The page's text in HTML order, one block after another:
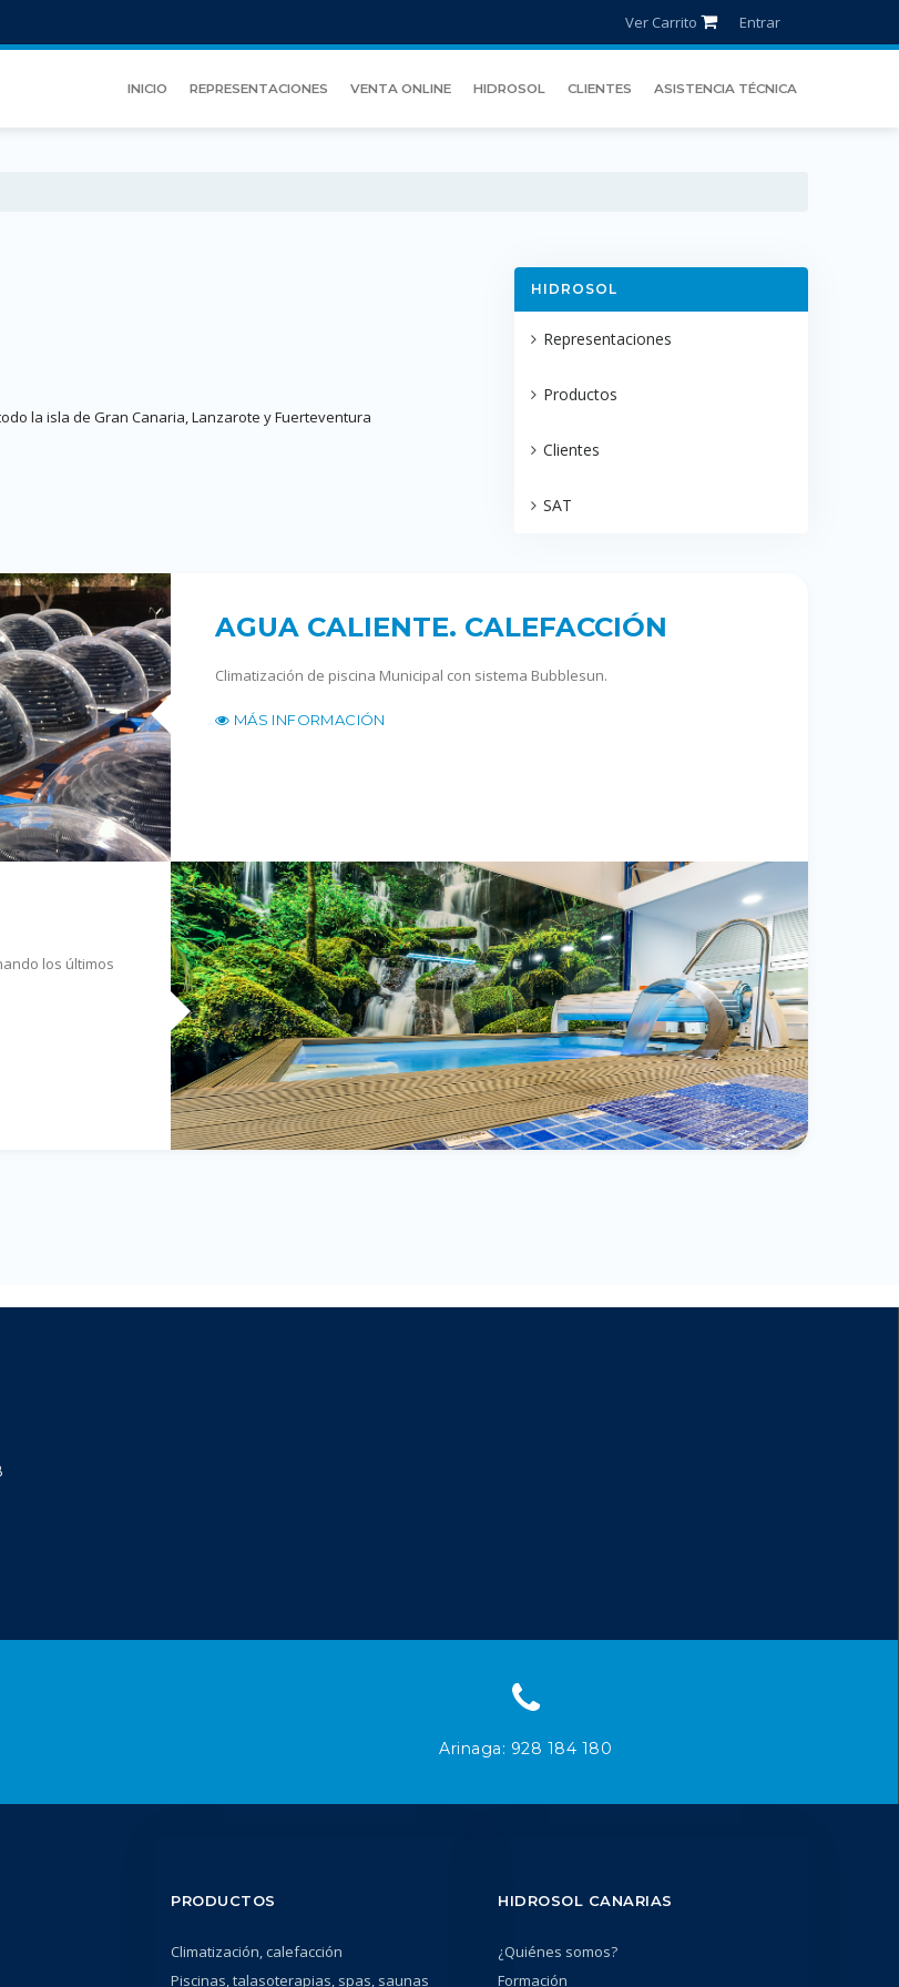
Ver Carrito Entrar
INICIO REPRESENTACIONES VENTA ONLINE HIDROSOL CLIENTES ASISTENCIA TÉCNICA
la isla de Gran Canaria, Lanzarote y Fuerteventura
AGUA CALIENTE. CALEFACCIÓN
Climatización de piscina Municipal con sistema Bubblesun.
MÁS INFORMACIÓN
los últimos
HIDROSOL
Representaciones
Productos
Clientes
SAT
Arinaga: 928 184 180
PRODUCTOS
Climatización, calefacción
Piscinas, talasoterapias, spas, saunas
HIDROSOL CANARIAS
¿Quiénes somos?
Formación